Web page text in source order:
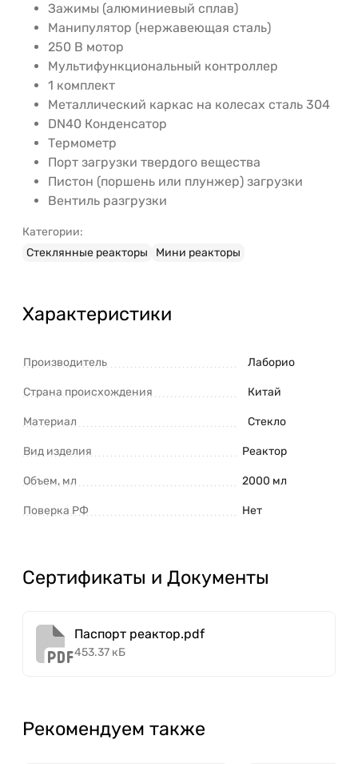
Зажимы (алюминиевый сплав)
Манипулятор (нержавеющая сталь)
250 В мотор
Мультифункциональный контроллер
1 комплект
Металлический каркас на колесах сталь 304
DN40 Конденсатор
Термометр
Порт загрузки твердого вещества
Пистон (поршень или плунжер) загрузки
Вентиль разгрузки
Категории:
Стеклянные реакторы
Мини реакторы
Характеристики
Производитель Лаборио
Страна происхождения Китай
Материал Стекло
Вид изделия Реактор
Объем, мл 2000 мл
Поверка РФ Нет
Сертификаты и Документы
Паспорт реактор.pdf
453.37 кБ
Рекомендуем также